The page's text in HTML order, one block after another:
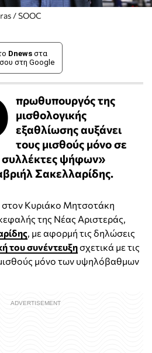
/ SOOC
Dnews στα
στη Google
πρωθυπουργός της
μισθολογικής
εξαθλίωσης αυξάνει
τους μισθούς μόνο σε
συλλέκτες ψήφων»
Σακελλαρίδης.
Κυριάκο Μητσοτάκη
της Νέας Αριστεράς,
, με αφορμή τις δηλώσεις
του συνέντευξησχετικά με τις
μόνο των υψηλόβαθμων